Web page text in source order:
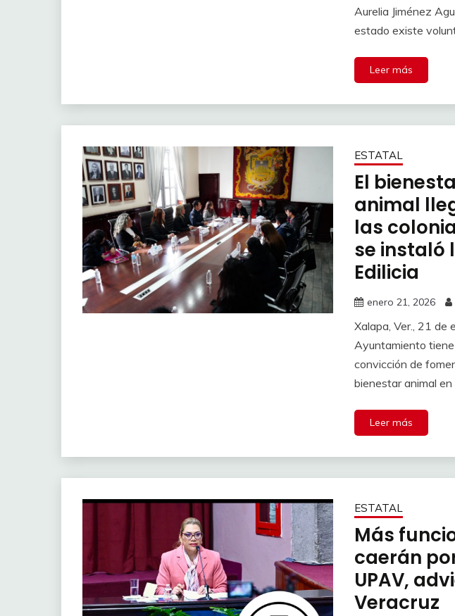
Aurelia Jiménez
estado existe
Leer más
ESTATAL
El
animal
las
se instaló
Edilicia
enero 21, 2026
Xalapa, Ver., 21 de
Ayuntamiento
convicción de
bienestar animal
Leer más
ESTATAL
Más
caerán
UPAV,
Veracruz